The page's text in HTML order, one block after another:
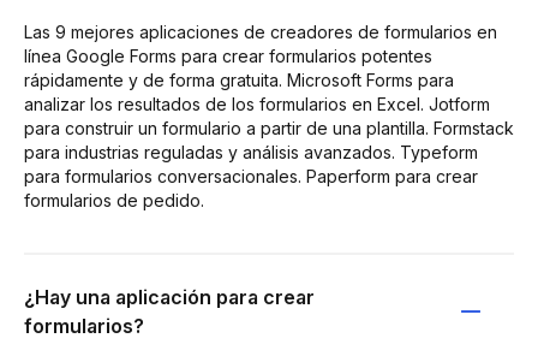
Las 9 mejores aplicaciones de creadores de formularios en
línea Google Forms para crear formularios potentes
rápidamente y de forma gratuita. Microsoft Forms para
analizar los resultados de los formularios en Excel. Jotform
para construir un formulario a partir de una plantilla. Formstack
para industrias reguladas y análisis avanzados. Typeform
para formularios conversacionales. Paperform para crear
formularios de pedido.
¿Hay una aplicación para crear
formularios?